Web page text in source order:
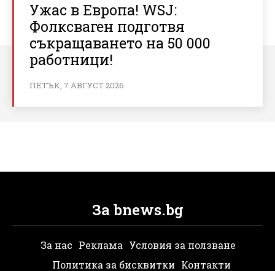
Ужас в Европа! WSJ:
Фолксваген подготвя
съкращаването на 50 000
работници!
ПЕТЪК, 7 АВГУСТ 2026
За bnews.bg
За нас Реклама Условия за ползване
Политика за бисквитки Контакти